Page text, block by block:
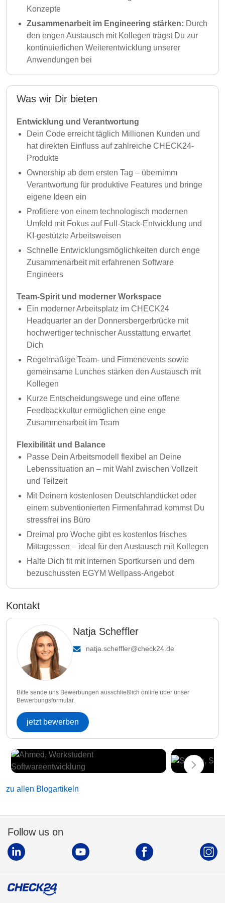
Konzepte
Zusammenarbeit im Engineering stärken: Durch
den engen Austausch mit Kollegen trägst Du zur
kontinuierlichen Weiterentwicklung unserer
Anwendungen bei
Was wir Dir bieten
Entwicklung und Verantwortung
Dein Code erreicht täglich Millionen Kunden und
hat direkten Einfluss auf zahlreiche CHECK24-
Produkte
Ownership ab dem ersten Tag – übernimm
Verantwortung für produktive Features und bringe
eigene Ideen ein
Profitiere von einem technologisch modernen
Umfeld mit Fokus auf Full-Stack-Entwicklung und
KI-gestützte Arbeitsweisen
Schnelle Entwicklungsmöglichkeiten durch enge
Zusammenarbeit mit erfahrenen Software
Engineers
Team-Spirit und moderner Workspace
Ein moderner Arbeitsplatz im CHECK24
Headquarter an der Donnersbergerbrücke mit
hochwertiger technischer Ausstattung erwartet
Dich
Regelmäßige Team- und Firmenevents sowie
gemeinsame Lunches stärken den Austausch mit
Kollegen
Kurze Entscheidungswege und eine offene
Feedbackkultur ermöglichen eine enge
Zusammenarbeit im Team
Flexibilität und Balance
Passe Dein Arbeitsmodell flexibel an Deine
Lebenssituation an – mit Wahl zwischen Vollzeit
und Teilzeit
Mit Deinem kostenlosen Deutschlandticket oder
einem subventionierten Firmenfahrrad kommst Du
stressfrei ins Büro
Dreimal pro Woche gibt es kostenlos frisches
Mittagessen – ideal für den Austausch mit Kollegen
Halte Dich fit mit internen Sportkursen und dem
bezuschussten EGYM Wellpass-Angebot
Kontakt
Natja Scheffler
natja.scheffler@check24.de
Bitte sende uns Bewerbungen ausschließlich online über unser
Bewerbungsformular.
jetzt bewerben
zu allen Blogartikeln
Follow us on